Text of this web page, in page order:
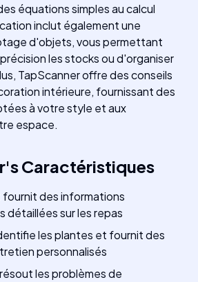
équations simples au calcul
inclut également une
d'objets, vous permettant
les stocks ou d'organiser
TapScanner offre des conseils
intérieure, fournissant des
à votre style et aux
espace.
'sCaractéristiques
fournit des informations
détaillées sur les repas
les plantes et fournit des
personnalisés
les problèmes de